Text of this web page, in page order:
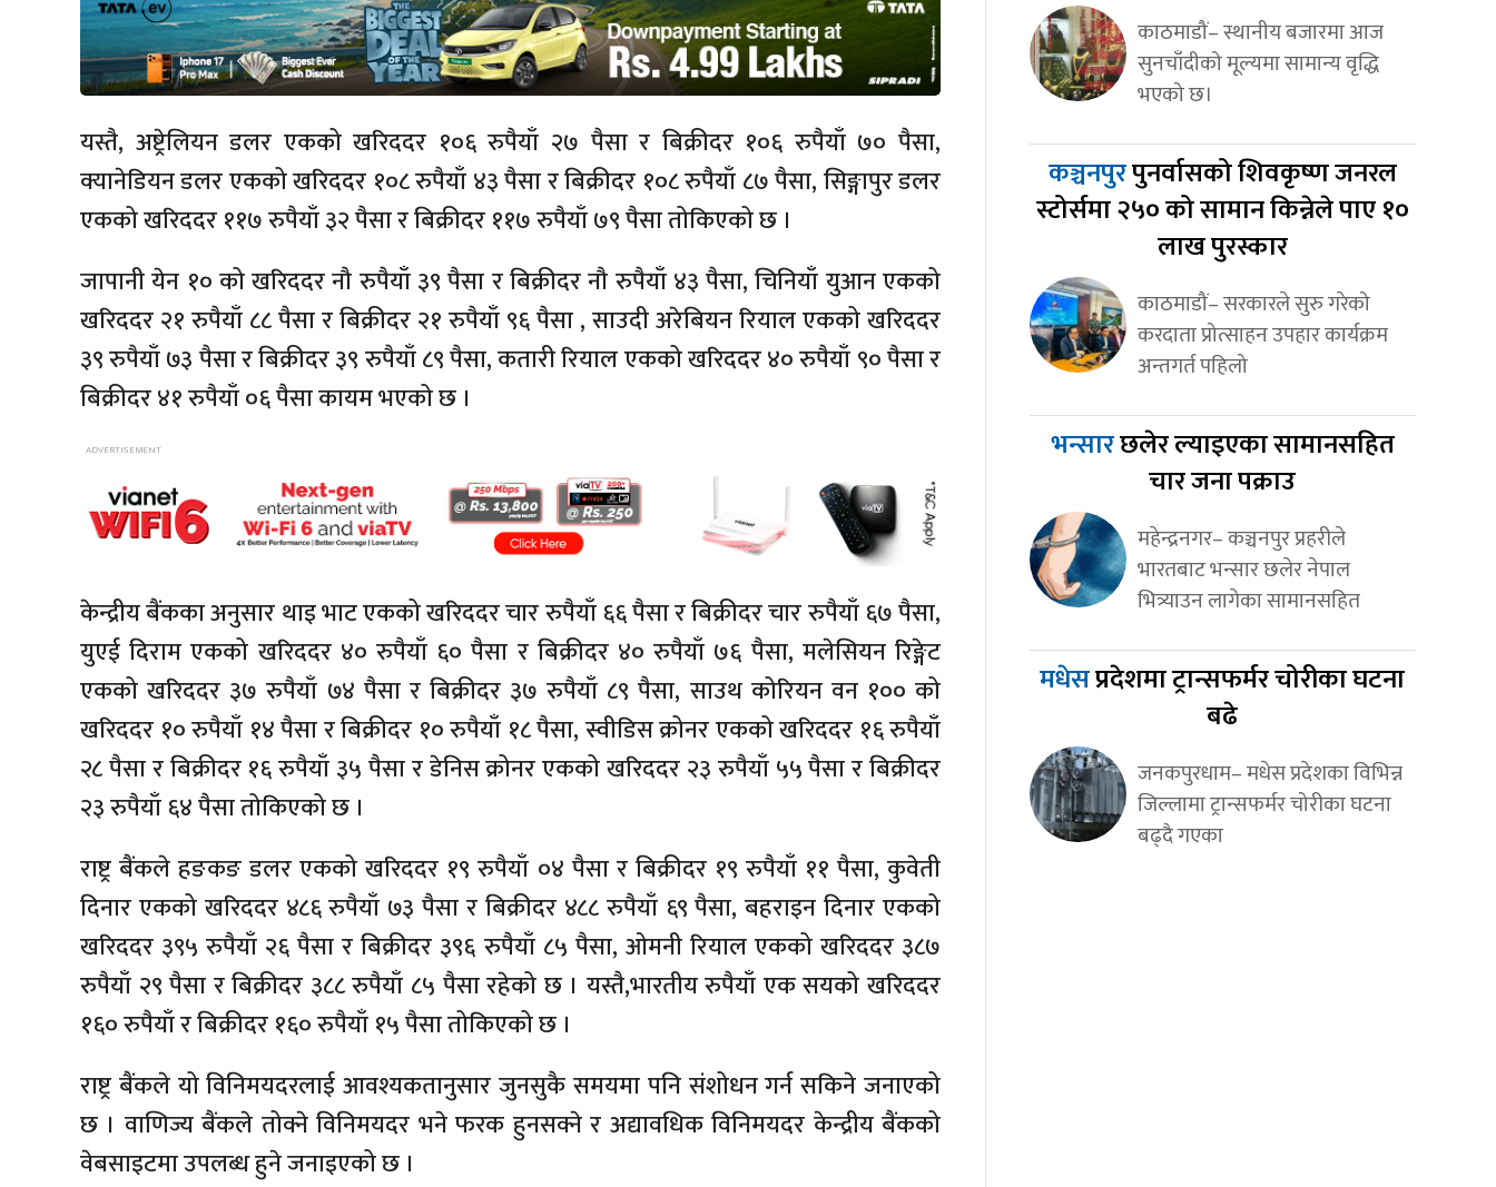
यस्तै, अष्ट्रेलियन डलर एकको खरिददर १०६ रुपैयाँ २७ पैसा र बिक्रीदर १०६ रुपैयाँ ७० पैसा,
क्यानेडियन डलर एकको खरिददर १०८ रुपैयाँ ४३ पैसा र बिक्रीदर १०८ रुपैयाँ ८७ पैसा, सिङ्गापुर डलर
एकको खरिददर ११७ रुपैयाँ ३२ पैसा र बिक्रीदर ११७ रुपैयाँ ७९ पैसा तोकिएको छ ।
जापानी येन १० को खरिददर नौ रुपैयाँ ३९ पैसा र बिक्रीदर नौ रुपैयाँ ४३ पैसा, चिनियाँ युआन एकको
खरिददर २१ रुपैयाँ ८८ पैसा र बिक्रीदर २१ रुपैयाँ ९६ पैसा , साउदी अरेबियन रियाल एकको खरिददर
३९ रुपैयाँ ७३ पैसा र बिक्रीदर ३९ रुपैयाँ ८९ पैसा, कतारी रियाल एकको खरिददर ४० रुपैयाँ ९० पैसा र
बिक्रीदर ४१ रुपैयाँ ०६ पैसा कायम भएको छ ।
केन्द्रीय बैंकका अनुसार थाइ भाट एकको खरिददर चार रुपैयाँ ६६ पैसा र बिक्रीदर चार रुपैयाँ ६७ पैसा,
युएई दिराम एकको खरिददर ४० रुपैयाँ ६० पैसा र बिक्रीदर ४० रुपैयाँ ७६ पैसा, मलेसियन रिङ्गेट
एकको खरिददर ३७ रुपैयाँ ७४ पैसा र बिक्रीदर ३७ रुपैयाँ ८९ पैसा, साउथ कोरियन वन १०० को
खरिददर १० रुपैयाँ १४ पैसा र बिक्रीदर १० रुपैयाँ १८ पैसा, स्वीडिस क्रोनर एकको खरिददर १६ रुपैयाँ
२८ पैसा र बिक्रीदर १६ रुपैयाँ ३५ पैसा र डेनिस क्रोनर एकको खरिददर २३ रुपैयाँ ५५ पैसा र बिक्रीदर
२३ रुपैयाँ ६४ पैसा तोकिएको छ ।
राष्ट्र बैंकले हङकङ डलर एकको खरिददर १९ रुपैयाँ ०४ पैसा र बिक्रीदर १९ रुपैयाँ ११ पैसा, कुवेती
दिनार एकको खरिददर ४८६ रुपैयाँ ७३ पैसा र बिक्रीदर ४८८ रुपैयाँ ६९ पैसा, बहराइन दिनार एकको
खरिददर ३९५ रुपैयाँ २६ पैसा र बिक्रीदर ३९६ रुपैयाँ ८५ पैसा, ओमनी रियाल एकको खरिददर ३८७
रुपैयाँ २९ पैसा र बिक्रीदर ३८८ रुपैयाँ ८५ पैसा रहेको छ । यस्तै,भारतीय रुपैयाँ एक सयको खरिददर
१६० रुपैयाँ र बिक्रीदर १६० रुपैयाँ १५ पैसा तोकिएको छ ।
राष्ट्र बैंकले यो विनिमयदरलाई आवश्यकतानुसार जुनसुकै समयमा पनि संशोधन गर्न सकिने जनाएको
छ । वाणिज्य बैंकले तोक्ने विनिमयदर भने फरक हुनसक्ने र अद्यावधिक विनिमयदर केन्द्रीय बैंकको
वेबसाइटमा उपलब्ध हुने जनाइएको छ ।
काठमाडौं– स्थानीय बजारमा आज
सुनचाँदीको मूल्यमा सामान्य वृद्धि
भएको छ।
कञ्चनपुरपुनर्वासको शिवकृष्ण जनरल
स्टोर्समा २५० को सामान किन्नेले पाए १०
लाख पुरस्कार
काठमाडौं– सरकारले सुरु गरेको
करदाता प्रोत्साहन उपहार कार्यक्रम
अन्तगर्त पहिलो
भन्सारछलेर ल्याइएका सामानसहित
चार जना पक्राउ
महेन्द्रनगर– कञ्चनपुर प्रहरीले
भारतबाट भन्सार छलेर नेपाल
भित्र्याउन लागेका सामानसहित
मधेसप्रदेशमा ट्रान्सफर्मर चोरीका घटना
बढे
जनकपुरधाम– मधेस प्रदेशका विभिन्न
जिल्लामा ट्रान्सफर्मर चोरीका घटना
बढ्दै गएका